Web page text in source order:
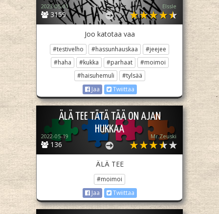
3159
2023-05-01 Elssle
Joo katotaa vaa
#testivelho #hassunhauskaa
#jeejee
#haha
#kukka #parhaat
#moimoi
#haisuhemuli
#tylsää
Jaa
Twiittaa
ÄLÄ TEE TÄTÄ TÄÄ ON AJAN
HUKKAA
136
2022-05-19 Mr.Zeuski
ÄLÄ TEE
#moimoi
Jaa
Twiittaa